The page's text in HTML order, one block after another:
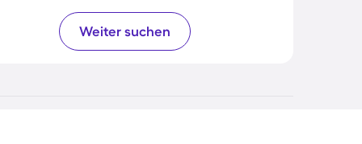
Weiter suchen